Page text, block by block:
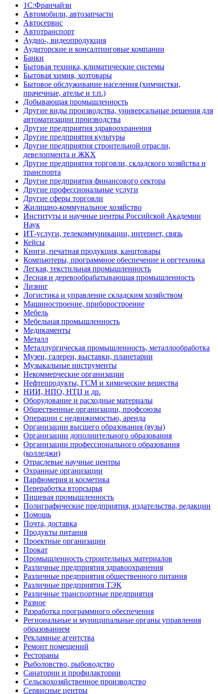
1С:Франчайзи
Автомобили, автозапчасти
Автосервис
Автотранспорт
Аудио-, видеопродукция
Аудиторские и консалтинговые компании
Банки
Бытовая техника, климатические системы
Бытовая химия, хозтовары
Бытовое обслуживание населения (химчистки,
прачечные, ателье и т.п.)
Добывающая промышленность
Другие виды производства, универсальные решения для
автоматизации производства
Другие предприятия здравоохранения
Другие предприятия культуры
Другие предприятия строительной отрасли,
девелопмента и ЖКХ
Другие предприятия торговли, складского хозяйства и
транспорта
Другие предприятия финансового сектора
Другие профессиональные услуги
Другие сферы торговли
Жилищно-коммунальное хозяйство
Институты и научные центры Российской Академии
Наук
ИТ-услуги, телекоммуникации, интернет, связь
Кейсы
Книги, печатная продукция, канцтовары
Компьютеры, программное обеспечение и оргтехника
Легкая, текстильная промышленность
Лесная и деревообрабатывающая промышленность
Лизинг
Логистика и управление складским хозяйством
Машиностроение, приборостроение
Мебель
Мебельная промышленность
Медикаменты
Металл
Металлургическая промышленность, металлообработка
Музеи, галереи, выставки, планетарии
Музыкальные инструменты
Некоммерческие организации
Нефтепродукты, ГСМ и химические вещества
НИИ, НПО, НТЦ и др.
Оборудование и расходные материалы
Общественные организации, профсоюзы
Операции с недвижимостью, аренда
Организации высшего образования (вузы)
Организации дополнительного образования
Организации профессионального образования
(колледжи)
Отраслевые научные центры
Охранные организации
Парфюмерия и косметика
Переработка вторсырья
Пищевая промышленность
Полиграфические предприятия, издательства, редакции
Помощь
Почта, доставка
Продукты питания
Проектные организации
Прокат
Промышленность строительных материалов
Различные предприятия здравоохранения
Различные предприятия общественного питания
Различные предприятия ТЭК
Различные транспортные предприятия
Разное
Разработка программного обеспечения
Региональные и муниципальные органы управления
образованием
Рекламные агентства
Ремонт помещений
Рестораны
Рыболовство, рыбоводство
Санатории и профилактории
Сельскохозяйственное производство
Сервисные центры